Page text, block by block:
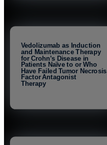
Vedolizumab as Induction
and Maintenance Therapy
for Crohn’s Disease in
Patients Naïve to or Who
Have Failed Tumor Necrosis
Factor Antagonist
Therapy